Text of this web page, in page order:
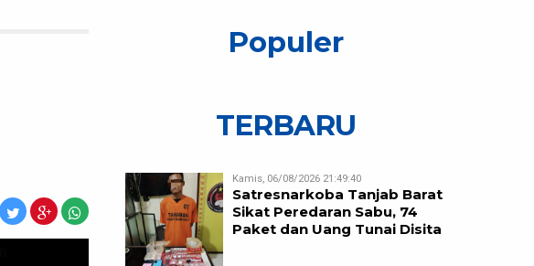
Populer
TERBARU
Kamis, 06/08/2026 21:49:40
Satresnarkoba Tanjab Barat
Sikat Peredaran Sabu, 74
Paket dan Uang Tunai Disita